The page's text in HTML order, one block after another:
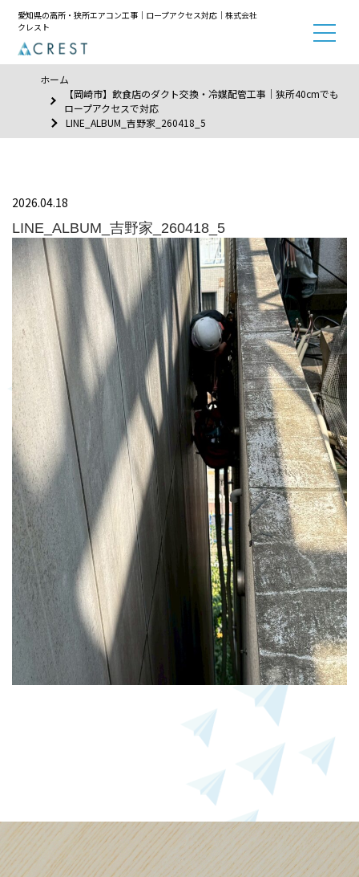
愛知県の高所・狭所エアコン工事｜ロープアクセス対応｜株式会社
クレスト
ホーム
【岡崎市】飲食店のダクト交換・冷媒配管工事｜狭所40cmでも
ロープアクセスで対応
LINE_ALBUM_吉野家_260418_5
2026.04.18
LINE_ALBUM_吉野家_260418_5